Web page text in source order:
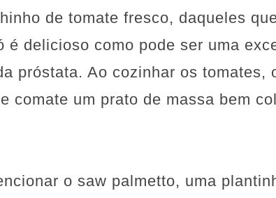
de tomate fresco, daqueles
é delicioso como pode ser uma
próstata. Ao cozinhar os tomates,
comate um prato de massa bem
o saw palmetto, uma